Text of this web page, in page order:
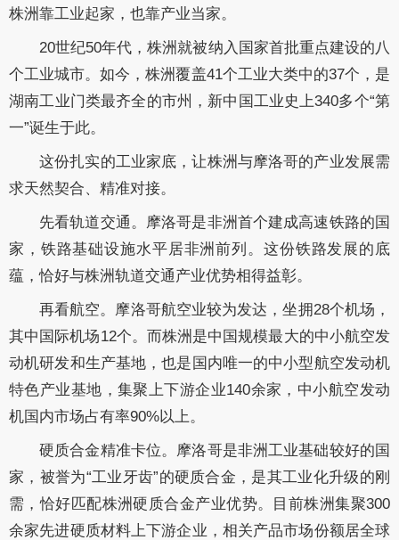
株洲靠工业起家，也靠产业当家。
20世纪50年代，株洲就被纳入国家首批重点建设的八
个工业城市。如今，株洲覆盖41个工业大类中的37个，是
湖南工业门类最齐全的市州，新中国工业史上340多个“第
一”诞生于此。
这份扎实的工业家底，让株洲与摩洛哥的产业发展需
求天然契合、精准对接。
先看轨道交通。摩洛哥是非洲首个建成高速铁路的国
家，铁路基础设施水平居非洲前列。这份铁路发展的底
蕴，恰好与株洲轨道交通产业优势相得益彰。
再看航空。摩洛哥航空业较为发达，坐拥28个机场，
其中国际机场12个。而株洲是中国规模最大的中小航空发
动机研发和生产基地，也是国内唯一的中小型航空发动机
特色产业基地，集聚上下游企业140余家，中小航空发动
机国内市场占有率90%以上。
硬质合金精准卡位。摩洛哥是非洲工业基础较好的国
家，被誉为“工业牙齿”的硬质合金，是其工业化升级的刚
需，恰好匹配株洲硬质合金产业优势。目前株洲集聚300
余家先进硬质材料上下游企业，相关产品市场份额居全球